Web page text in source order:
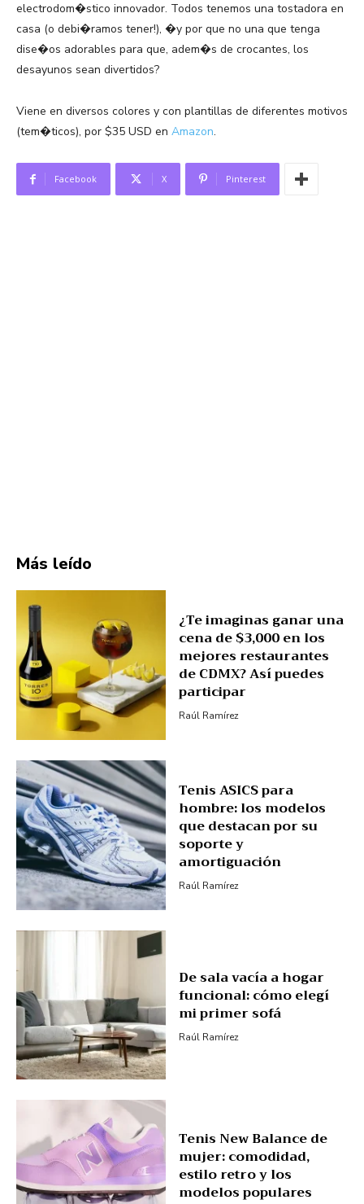
electrodom�stico innovador. Todos tenemos una tostadora en
casa (o debi�ramos tener!), �y por que no una que tenga
dise�os adorables para que, adem�s de crocantes, los
desayunos sean divertidos?
Viene en diversos colores y con plantillas de diferentes motivos
(tem�ticos), por $35 USD en Amazon.
Facebook X Pinterest
Más leído
¿Te imaginas ganar una
cena de $3,000 en los
mejores restaurantes
de CDMX? Así puedes
participar
Raúl Ramírez
Tenis ASICS para
hombre: los modelos
que destacan por su
soporte y
amortiguación
Raúl Ramírez
De sala vacía a hogar
funcional: cómo elegí
mi primer sofá
Raúl Ramírez
Tenis New Balance de
mujer: comodidad,
estilo retro y los
modelos populares